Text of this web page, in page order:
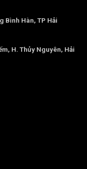
Bình Hàn, TP Hải
H. Thủy Nguyên, Hải